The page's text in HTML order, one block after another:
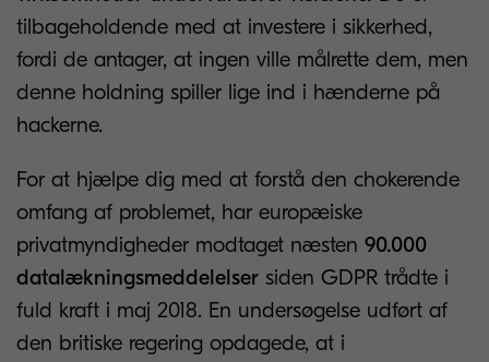
tilbageholdende med at investere i sikkerhed,
fordi de antager, at ingen ville målrette dem, men
denne holdning spiller lige ind i hænderne på
hackerne.
For at hjælpe dig med at forstå den chokerende
omfang af problemet, har europæiske
privatmyndigheder modtaget næsten 90.000
datalækningsmeddelelser siden GDPR trådte i
fuld kraft i maj 2018. En undersøgelse udført af
den britiske regering opdagede, at i